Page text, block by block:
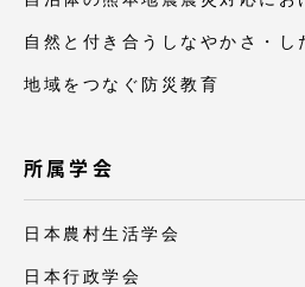
自然と付き合うしなやかさ・し
地域をつなぐ防災教育
所属学会
日本農村生活学会
日本行政学会